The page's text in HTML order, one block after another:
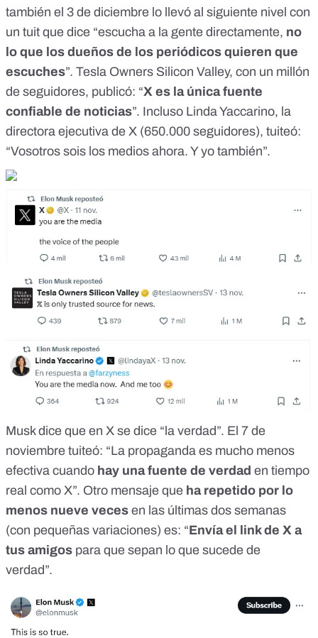
también el 3 de diciembre lo llevó al siguiente nivel con
un tuit que dice “escucha a la gente directamente, no
lo que los dueños de los periódicos quieren que
escuches”. Tesla Owners Silicon Valley, con un millón
de seguidores, publicó: “X es la única fuente
confiable de noticias”. Incluso Linda Yaccarino, la
directora ejecutiva de X (650.000 seguidores), tuiteó:
“Vosotros sois los medios ahora. Y yo también”.
Musk dice que en X se dice “la verdad”. El 7 de
noviembre tuiteó: “La propaganda es mucho menos
efectiva cuando hay una fuente de verdad en tiempo
real como X”. Otro mensaje que ha repetido por lo
menos nueve veces en las últimas dos semanas
(con pequeñas variaciones) es: “Envía el link de X a
tus amigos para que sepan lo que sucede de
verdad”.